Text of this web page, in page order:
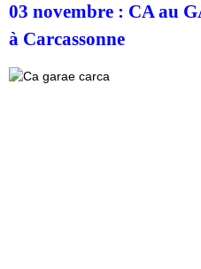
03 novembre : CA au
à Carcassonne